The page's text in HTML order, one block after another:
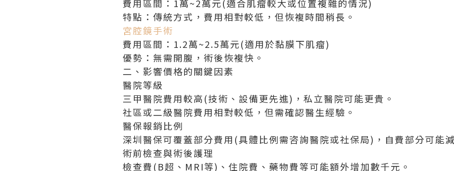
費用區間：1萬~2萬元(適合肌瘤較大或位置複雜的情況)
特點：傳統方式，費用相對較低，但恢複時間稍長。
宮腔鏡手術
費用區間：1.2萬~2.5萬元(適用於黏膜下肌瘤)
優勢：無需開腹，術後恢複快。
二、影響價格的關鍵因素
醫院等級
三甲醫院費用較高(技術、設備更先進)，私立醫院可能更貴。
社區或二級醫院費用相對較低，但需確認醫生經驗。
醫保報銷比例
深圳醫保可覆蓋部分費用(具體比例需咨詢醫院或社保局)，自費部分可能
術前檢查與術後護理
檢查費(B超、MRI等)、住院費、藥物費等可能額外增加數千元。